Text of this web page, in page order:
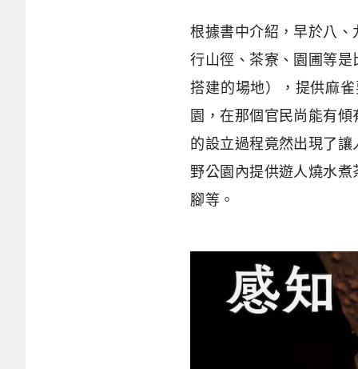
根據書中介紹，早於八
行山徑、茶寮、園圃等
搭建的場地），提供麻
園，在那個官民尚能有
的設立過程竟然出現了
野公園內提供遊人燒水
腳等。